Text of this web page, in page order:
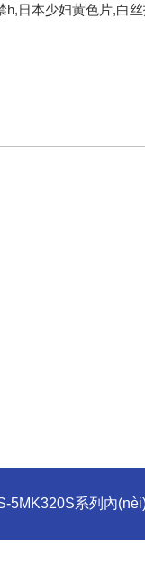
日本少妇黄色片,白
5MK320S系列內